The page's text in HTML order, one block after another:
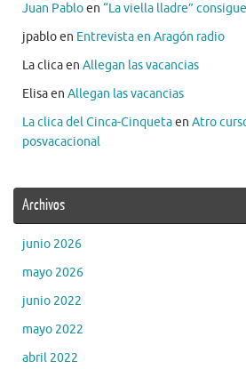
Juan Pabloen “La viella lladre”
jpabloen Entrevista en Aragón radio
La clicaen Allegan las vacancias
Elisaen Allegan las vacancias
La clica del Cinca-Cinquetaen Atro
posvacacional
Archivos
junio 2026
mayo 2026
junio 2022
mayo 2022
abril 2022